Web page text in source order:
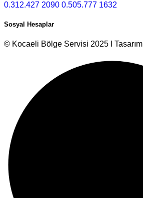
0.312.427 2090 0.505.777 1632
Sosyal Hesaplar
© Kocaeli Bölge Servisi 2025 I Tasarım